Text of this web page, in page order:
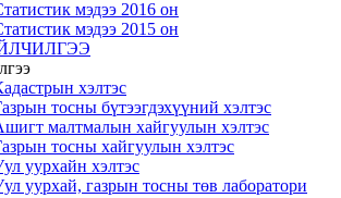
мэдээ 2016 он
мэдээ 2015 он
хэлтэс
тосны бүтээгдэхүүний хэлтэс
малтмалын хайгуулын хэлтэс
тосны хайгуулын хэлтэс
уурхайн хэлтэс
уурхай, газрын тосны төв лаборатори